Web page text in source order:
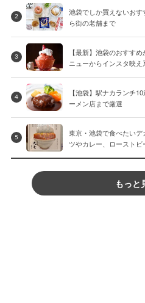
2
池袋でしか買えないお
ら街の老舗まで
3
【最新】池袋のおすす
ニューからインスタ映え
4
【池袋】駅ナカランチ
ーメン店まで厳選
5
東京・池袋で食べたい
ツやカレー、ローストビ
もっと